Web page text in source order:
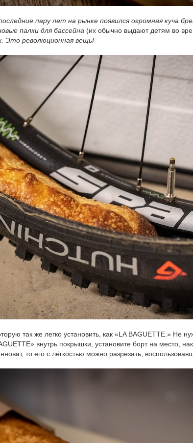
пару лет на рынке появился огромная куча
палки для бассейна (их обычно выдают детям во
Это революционная вещь!
так же легко установить, как «LA BAGUETTE.» Не
внутрь покрышки, установите борт на место,
то его с лёгкостью можно разрезать,